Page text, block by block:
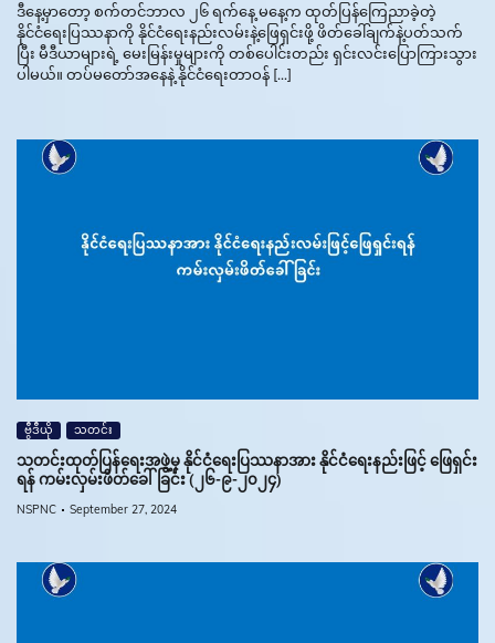
ဒီနေ့မှာတော့ စက်တင်ဘာလ ၂၆ ရက်နေ့ မနေ့က ထုတ်ပြန်ကြေညာခဲ့တဲ့
နိုင်ငံရေးပြဿနာကို နိုင်ငံရေးနည်းလမ်းနဲ့ဖြေရှင်းဖို့ ဖိတ်ခေါ်ချက်နဲ့ပတ်သက်
ပြီး မီဒီယာများရဲ့ မေးမြန်းမှုများကို တစ်ပေါင်းတည်း ရှင်းလင်းပြောကြားသွား
ပါမယ်။ တပ်မတော်အနေနဲ့ နိုင်ငံရေးတာဝန် […]
ဗွီဒီယို သတင်း
သတင်းထုတ်ပြန်ရေးအဖွဲ့မှ နိုင်ငံရေးပြဿနာအား နိုင်ငံရေးနည်းဖြင့် ဖြေရှင်း
ရန် ကမ်းလှမ်းဖိတ်ခေါ်ခြင်း (၂၆-၉-၂၀၂၄)
NSPNC September 27, 2024